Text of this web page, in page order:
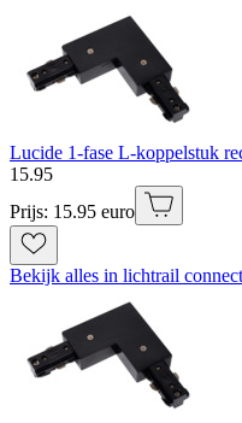
Lucide 1-fase L-koppelstuk
15.95
Prijs: 15.95 euro
Bekijk alles in lichtrail